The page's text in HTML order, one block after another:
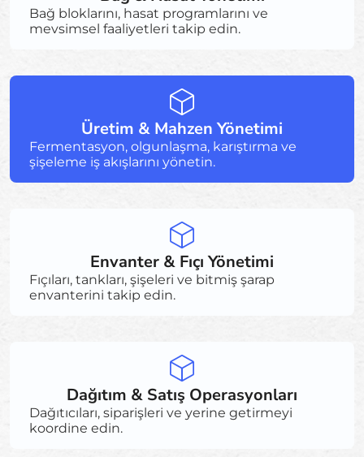
Bağ bloklarını, hasat programlarını ve
mevsimsel faaliyetleri takip edin.
Üretim & Mahzen Yönetimi
Fermentasyon, olgunlaşma, karıştırma ve
şişeleme iş akışlarını yönetin.
Envanter & Fıçı Yönetimi
Fıçıları, tankları, şişeleri ve bitmiş şarap
envanterini takip edin.
Dağıtım & Satış Operasyonları
Dağıtıcıları, siparişleri ve yerine getirmeyi
koordine edin.